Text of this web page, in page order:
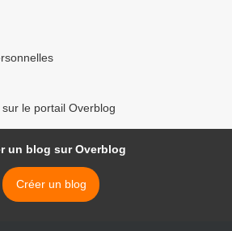
le portail Overblog
un blog sur Overblog
Créer un blog